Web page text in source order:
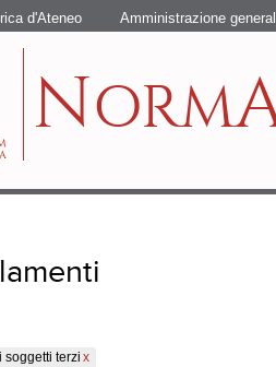
d'Ateneo Amministrazione
NORM
soggetti terzi